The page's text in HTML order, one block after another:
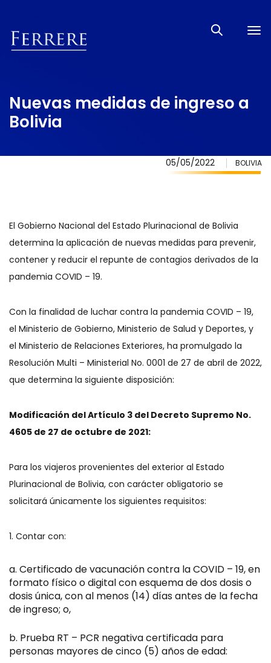
Nuevas medidas de ingreso a
Bolivia
05/05/2022 BOLIVIA
El Gobierno Nacional del Estado Plurinacional de Bolivia
determina la aplicación de nuevas medidas para prevenir,
contener y reducir el repunte de contagios derivados de la
pandemia COVID – 19.
Con la finalidad de luchar contra la pandemia COVID – 19,
el Ministerio de Gobierno, Ministerio de Salud y Deportes, y
el Ministerio de Relaciones Exteriores, ha promulgado la
Resolución Multi – Ministerial No. 0001 de 27 de abril de 2022,
que determina la siguiente disposición:
Modificación del Artículo 3 del Decreto Supremo No.
4605 de 27 de octubre de 2021:
Para los viajeros provenientes del exterior al Estado
Plurinacional de Bolivia, con carácter obligatorio se
solicitará únicamente los siguientes requisitos:
1. Contar con:
Certificado de vacunación contra la COVID – 19, en
formato físico o digital con esquema de dos dosis o
dosis única, con al menos (14) días antes de la fecha
de ingreso; o,
Prueba RT – PCR negativa certificada para
personas mayores de cinco (5) años de edad: